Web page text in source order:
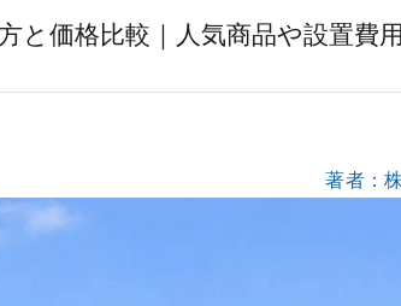
と価格比較｜人気商品や設置費
著者：